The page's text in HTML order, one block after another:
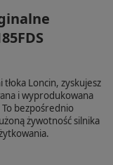
Loncin, zyskujesz
i wyprodukowana
bezpośrednio
żywotność silnika